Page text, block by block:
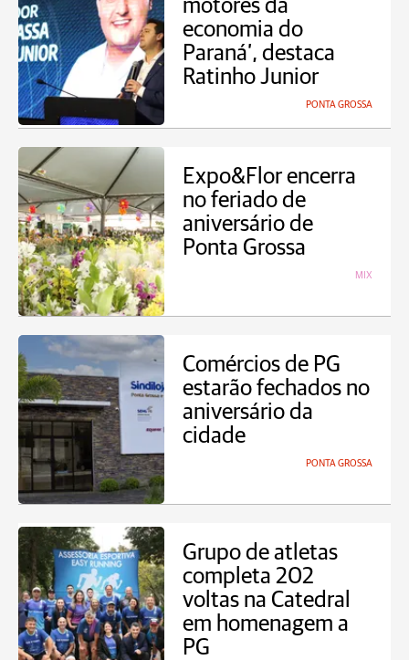
motores da
economia do
Paraná’, destaca
Ratinho Junior
PONTA GROSSA
Expo&Flor encerra
no feriado de
aniversário de
Ponta Grossa
MIX
Comércios de PG
estarão fechados no
aniversário da
cidade
PONTA GROSSA
Grupo de atletas
completa 202
voltas na Catedral
em homenagem a
PG